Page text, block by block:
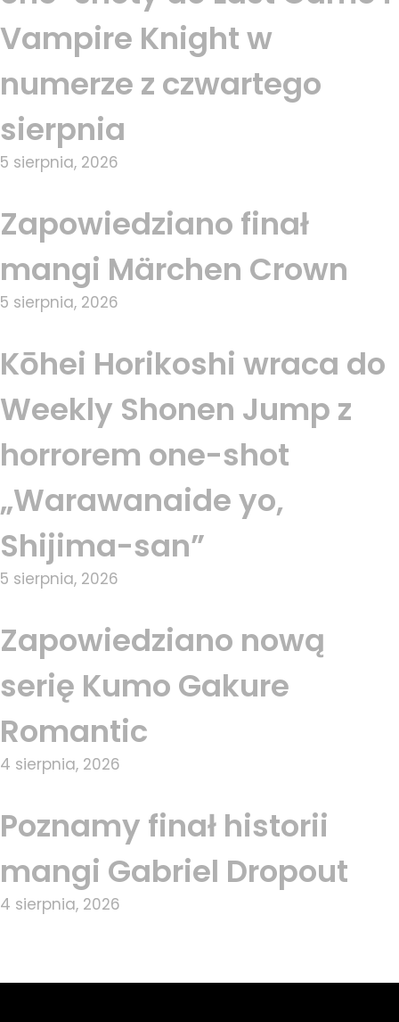
Vampire Knight w
numerze z czwartego
sierpnia
5 sierpnia, 2026
Zapowiedziano finał
mangi Märchen Crown
5 sierpnia, 2026
Kōhei Horikoshi wraca do
Weekly Shonen Jump z
horrorem one-shot
„Warawanaide yo,
Shijima-san”
5 sierpnia, 2026
Zapowiedziano nową
serię Kumo Gakure
Romantic
4 sierpnia, 2026
Poznamy finał historii
mangi Gabriel Dropout
4 sierpnia, 2026